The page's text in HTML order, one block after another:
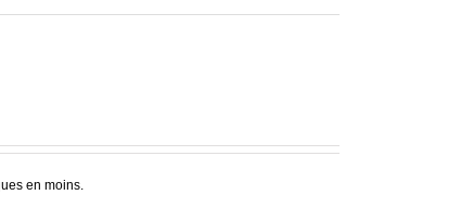
en moins.